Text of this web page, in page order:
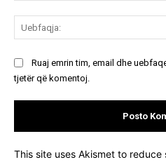
Ruaj emrin tim, email dhe
tjetër që komentoj.
This site uses Akismet to reduce